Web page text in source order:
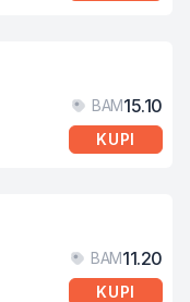
BAM15.10
KUPI
BAM11.20
KUPI